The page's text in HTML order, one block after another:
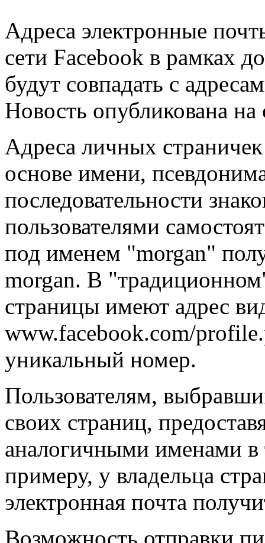
Адреса электронные
сети Facebook в рамках
будут совпадать с
Новость опубликована на
Адреса личных
основе имени,
последовательности
пользователями
под именем "morgan"
morgan. В
страницы имеют адрес
www.facebook.com/
уникальный номер.
Пользователям,
своих страниц,
аналогичными именами в
примеру, у владельца
электронная почта
Возможность отправки